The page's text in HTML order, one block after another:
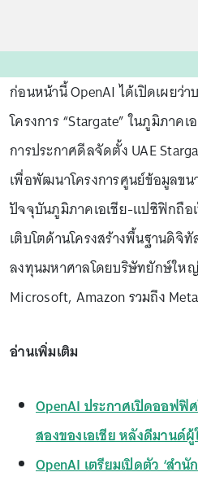
ก่อนหน้านี้ OpenAI ได้เปิดเผยว่
โครงการ “Stargate” ในภูมิภาค
การประกาศดีลจัดตั้ง UAE
เพื่อพัฒนาโครงการศูนย์ข้อมูลข
ปัจจุบันภูมิภาคเอเชีย-แปซิฟิกถื
เติบโตด้านโครงสร้างพื้นฐานดิจิ
ลงทุนมหาศาลโดยบริษัทยักษ์ให
Microsoft, Amazon รวมถึง Meta
อ่านเพิ่มเติม
OpenAI ประกาศเปิดออฟฟิ
สองของเอเชีย หลังดีมานด์
OpenAI เตรียมเปิดตัว ‘สำ